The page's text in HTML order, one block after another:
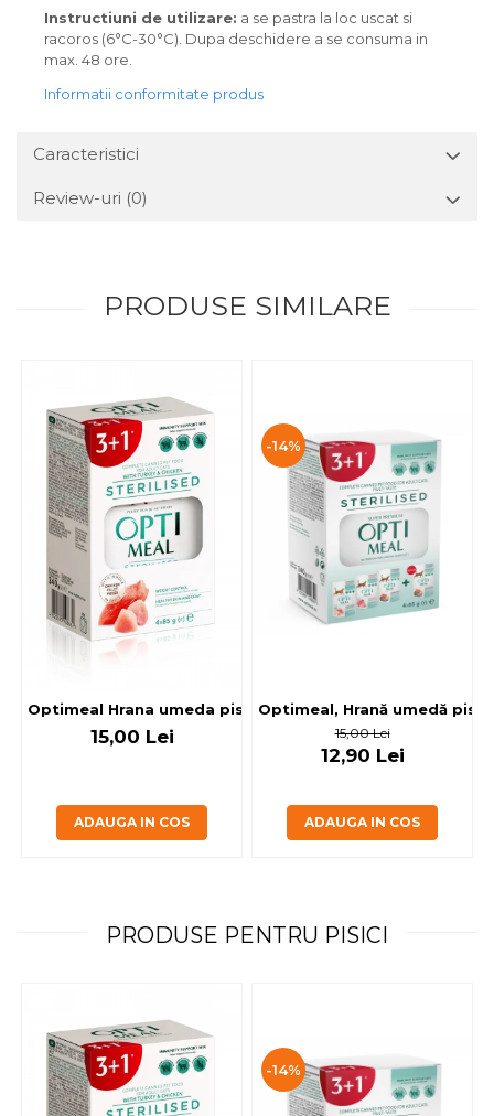
Instructiuni de utilizare: a se pastra la loc uscat si
racoros (6°C-30°C). Dupa deschidere a se consuma in
max. 48 ore.
Informatii conformitate produs
Caracteristici
Review-uri (0)
PRODUSE SIMILARE
Optimeal Hrana umeda pisici
15,00 Lei
ADAUGA IN COS
-14%
Optimeal, Hrană umedă
15,00 Lei
12,90 Lei
ADAUGA IN COS
PRODUSE PENTRU PISICI
-14%